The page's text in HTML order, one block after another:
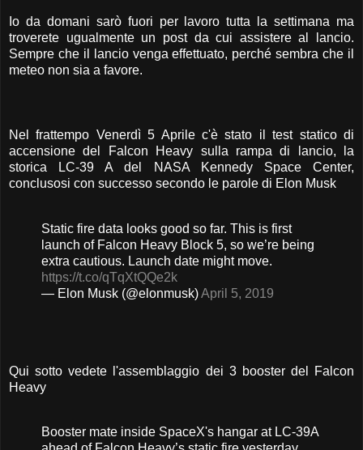
Io da domani sarò fuori per lavoro tutta la settimana ma
troverete ugualmente un post da cui assistere al lancio.
Sempre che il lancio venga effettuato, perché sembra che il
meteo non sia a favore.
Nel frattempo Venerdì 5 Aprile c'è stato il test statico di
accensione del Falcon Heavy sulla rampa di lancio, la
storica LC-39 A del NASA Kennedy Space Center,
conclusosi con successo secondo le parole di Elon Musk
Static fire data looks good so far. This is first
launch of Falcon Heavy Block 5, so we’re being
extra cautious. Launch date might move.
https://t.co/qTqXtQQe2k
— Elon Musk (@elonmusk)April 5, 2019
Qui sotto vedete l'assemblaggio dei 3 booster del Falcon
Heavy
Booster mate inside SpaceX's hangar at LC-39A